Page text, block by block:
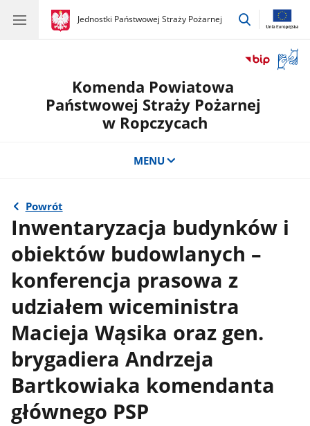
gov.pl
Jednostki Państwowej Straży Pożarnej
gov.pl
Jednostki
przejdź
okno
Komenda Powiatowa
Państwowej Straży Pożarnej
w Ropczycach
MENU
Powrót
Inwentaryzacja budynków i
obiektów budowlanych –
konferencja prasowa z
udziałem wiceministra
Macieja Wąsika oraz gen.
brygadiera Andrzeja
Bartkowiaka komendanta
głównego PSP